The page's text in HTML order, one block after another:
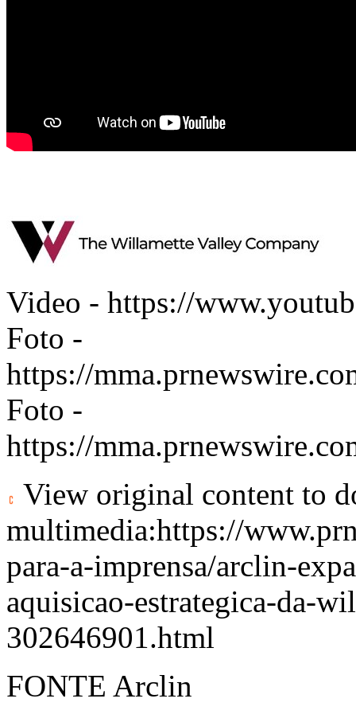
Video - https://
Foto -
https://
Foto -
https://
View original content to
multimedia:https://
para-a-imprensa/arclin-
aquisicao-estrategica-da-
302646901.html
FONTE Arclin